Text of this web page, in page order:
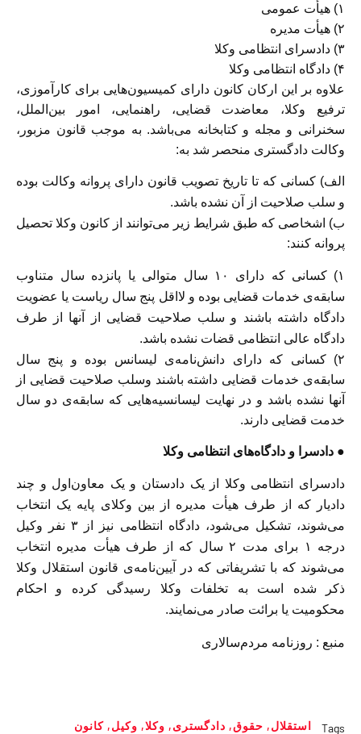
۱) هیأت عمومی
۲) هیأت مدیره
۳) دادسرای انتظامی وکلا
۴) دادگاه انتظامی وکلا
علاوه بر این ارکان کانون دارای کمیسیون‌هایی برای کارآموزی،
ترفیع وکلا، معاضدت قضایی، راهنمایی، امور بین‌الملل،
سخنرانی و مجله و کتابخانه می‌باشد. به موجب قانون مزبور،
وکالت دادگستری منحصر شد به:
الف) کسانی که تا تاریخ تصویب قانون دارای پروانه وکالت بوده
و سلب صلاحیت از آن نشده باشد.
ب) اشخاصی که طبق شرایط زیر می‌توانند از کانون وکلا تحصیل
پروانه کنند:
۱) کسانی که دارای ۱۰ سال متوالی یا پانزده سال متناوب
سابقه‌ی خدمات قضایی بوده و لااقل پنج سال ریاست یا عضویت
دادگاه داشته باشند و سلب صلاحیت قضایی از آنها از طرف
دادگاه عالی انتظامی قضات نشده باشد.
۲) کسانی که دارای دانش‌نامه‌ی لیسانس بوده و پنج سال
سابقه‌ی خدمات قضایی داشته باشند وسلب صلاحیت قضایی از
آنها نشده باشد و در نهایت لیسانسیه‌هایی که سابقه‌ی دو سال
خدمت قضایی دارند.
● دادسرا و دادگاه‌های انتظامی وکلا
دادسرای انتظامی وکلا از یک دادستان و یک معاون‌اول و چند
دادیار که از طرف هیأت مدیره از بین وکلای پایه یک انتخاب
می‌شوند، تشکیل می‌شود، دادگاه انتظامی نیز از ۳ نفر وکیل
درجه ۱ برای مدت ۲ سال که از طرف هیأت‌ مدیره انتخاب
می‌شوند که با تشریفاتی که در آیین‌نامه‌ی قانون استقلال وکلا
ذکر شده است به تخلفات وکلا رسیدگی کرده و احکام
محکومیت یا برائت صادر می‌نمایند.
منبع : روزنامه مردم‌سالاری
Tags استقلال, حقوق, دادگستری, وکلا, وکیل, کانون